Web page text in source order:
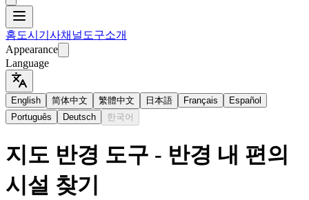
홈도시 기사채널 도구소개
Appearance
Language
English 简体中文 繁體中文 日本語 Français
Español
Português
Deutsch 한국어
지도 반경 도구 - 반경 내 편의
시설 찾기